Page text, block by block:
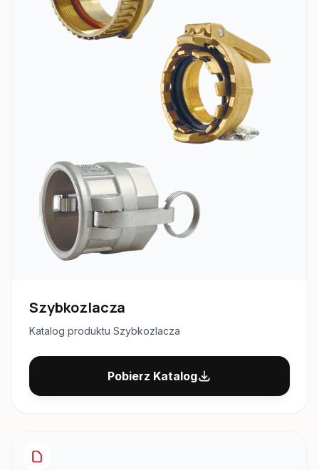
Szybkozlacza
Katalog produktu Szybkozlacza
Pobierz Katalog